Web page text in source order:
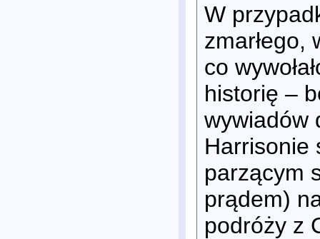
W
zmarłego,
co
historię –
wywiadów
Harrisonie
parzącym
prądem)
podróży z